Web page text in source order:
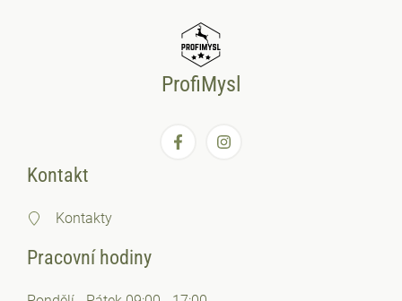
ProfiMysl
Kontakt
Kontakty
Pracovní hodiny